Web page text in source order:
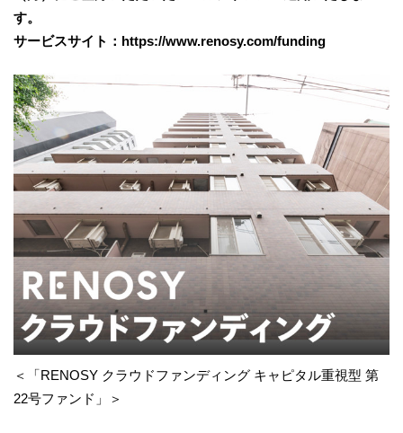
す。
サービスサイト：https://www.renosy.com/funding
＜「RENOSY クラウドファンディング キャピタル重視型 第
22号ファンド」＞